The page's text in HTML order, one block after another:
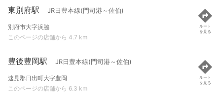
東別府駅 JR日豊本線(門司港～佐伯)
別府市大字浜脇
このページの店舗から 4.7 km
ルート
を見る
豊後豊岡駅 JR日豊本線(門司港～佐伯)
速見郡日出町大字豊岡
このページの店舗から 6.3 km
ルート
を見る